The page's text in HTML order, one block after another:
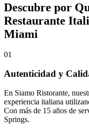
Descubre por
Restaurante
Miami
01
Autenticidad y
En Siamo Ristorante,
experiencia italiana
Con más de 15 años de
Springs.